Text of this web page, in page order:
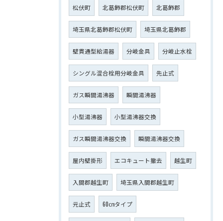
松伏町 北葛飾郡松伏町 北葛飾郡
埼玉県北葛飾郡松伏町 埼玉県北葛飾郡
壁貫通型給湯器 分岐金具 分岐止水栓
シングル混合栓用分岐金具 先止式
ガス瞬間湯沸器 瞬間湯沸器
小型湯沸器 小型湯沸器交換
ガス瞬間湯沸器交換 瞬間湯沸器交換
屋内壁掛形 エコキュート撤去 越生町
入間郡越生町 埼玉県入間郡越生町
元止式 60㎝タイプ